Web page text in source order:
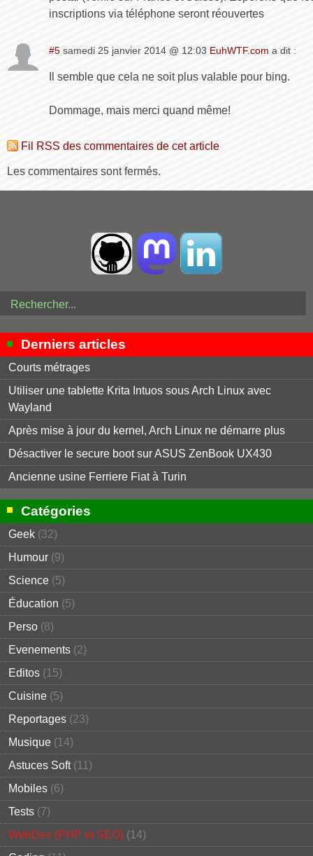
inscriptions via téléphone seront réouvertes
#5 samedi 25 janvier 2014 @ 12:03 EuhWTF.com a dit :
Il semble que cela ne soit plus valable pour bing.
Dommage, mais merci quand même!
Fil RSS des commentaires de cet article
Les commentaires sont fermés.
Derniers articles
Courts métrages
Utiliser une tablette Krita Intuos sous Arch Linux avec
Wayland
Après mise à jour du kernel, Arch Linux ne démarre plus
Désactiver le secure boot sur ASUS ZenBook UX430
Ancienne usine Ferriere Fiat à Turin
Catégories
Geek (32)
Humour (9)
Science (5)
Éducation (5)
Perso (8)
Evenements (2)
Editos (15)
Cuisine (5)
Reportages (23)
Musique (14)
Astuces Soft(11)
Mobiles (6)
Tests (7)
WebDev (PHP et SEO) (14)